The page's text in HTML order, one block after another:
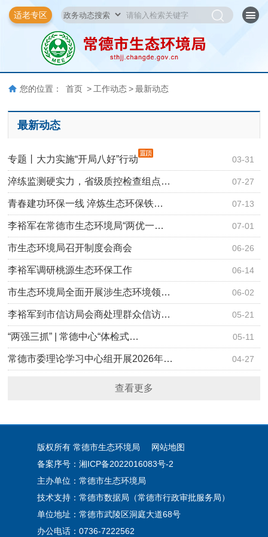
适老专区
您的位置： 首页 > 工作动态 > 最新动态
最新动态
03-31
专题丨大力实施“开局八好”行动
07-27
淬练监测硬实力，省级质控检查组点…
07-13
青春建功环保一线 淬炼生态环保铁…
07-01
李裕军在常德市生态环境局“两优一…
06-26
市生态环境局召开制度会商会
06-14
李裕军调研桃源生态环保工作
06-02
市生态环境局全面开展涉生态环境领…
05-21
李裕军到市信访局会商处理群众信访…
05-11
“两强三抓” | 常德中心“体检式…
04-27
常德市委理论学习中心组开展2026年…
查看更多
版权所有 常德市生态环境局
网站地图
备案序号：湘ICP备2022016083号-2
主办单位：常德市生态环境局
技术支持：常德市数据局（常德市行政审批服务局）
单位地址：常德市武陵区洞庭大道68号
办公电话：0736-7222562